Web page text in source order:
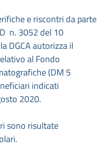
e riscontri da parte
n. 3052 del 10
DGCA autorizza il
al Fondo
(DM 5
indicati
2020.
sono risultate